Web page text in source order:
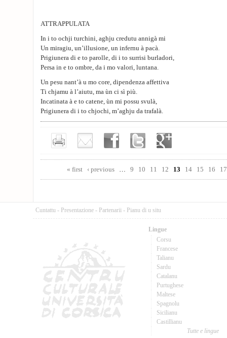
ATTRAPPULATA
In i to ochji turchini, aghju credutu annigà mi
Un miragiu, un’illusione, un infernu à pacà.
Prigiunera di e to parolle, di i to surrisi burladori,
Persa in e to ombre, da i mo valori, luntana.
Un pesu nant’à u mo core, dipendenza affettiva
Ti chjamu à l’aiutu, ma ùn ci sì più.
Incatinata à e to catene, ùn mi possu svulà,
Prigiunera di i to chjochi, m’aghju da trafalà.
« first
‹ previous … 9 10 11 12 13 14 15 16 17
Cuntattu - Presentazione - Partenarii - Pianu di u situ
Lingue
Corsu
Francese
Talianu
Sardu
Catalanu
Purtughese
Maltese
Spagnolu
Sicilianu
Castillianu
Tutte e lingue